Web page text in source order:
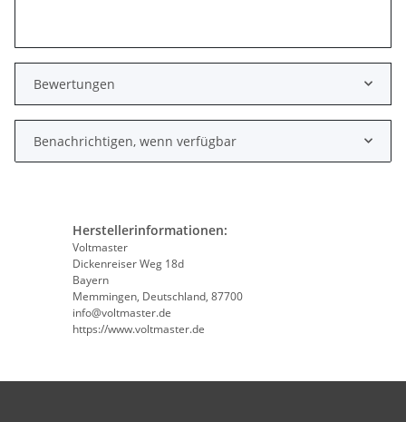
Bewertungen
Benachrichtigen, wenn verfügbar
Herstellerinformationen:
Voltmaster
Dickenreiser Weg 18d
Bayern
Memmingen, Deutschland, 87700
info@voltmaster.de
https://www.voltmaster.de